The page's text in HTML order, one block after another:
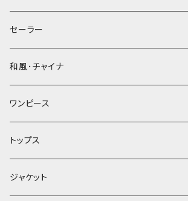
セーラー
和風･チャイナ
ワンピース
トップス
ジャケット